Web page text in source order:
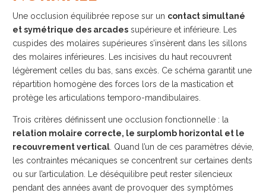
Une occlusion équilibrée repose sur un contact simultané
et symétrique des arcades supérieure et inférieure. Les
cuspides des molaires supérieures s’insèrent dans les sillons
des molaires inférieures. Les incisives du haut recouvrent
légèrement celles du bas, sans excès. Ce schéma garantit une
répartition homogène des forces lors de la mastication et
protège les articulations temporo-mandibulaires.
Trois critères définissent une occlusion fonctionnelle : la
relation molaire correcte, le surplomb horizontal et le
recouvrement vertical . Quand l’un de ces paramètres dévie,
les contraintes mécaniques se concentrent sur certaines dents
ou sur l’articulation. Le déséquilibre peut rester silencieux
pendant des années avant de provoquer des symptômes